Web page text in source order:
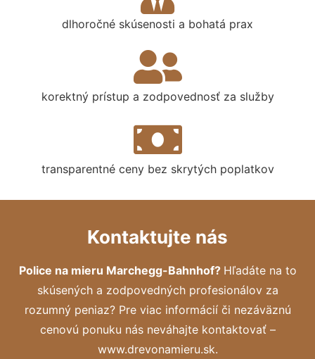
dlhoročné skúsenosti a bohatá prax
korektný prístup a zodpovednosť za služby
transparentné ceny bez skrytých poplatkov
Kontaktujte nás
Police na mieru Marchegg-Bahnhof? Hľadáte na to
skúsených a zodpovedných profesionálov za
rozumný peniaz? Pre viac informácií či nezáväznú
cenovú ponuku nás neváhajte kontaktovať –
www.drevonamieru.sk.